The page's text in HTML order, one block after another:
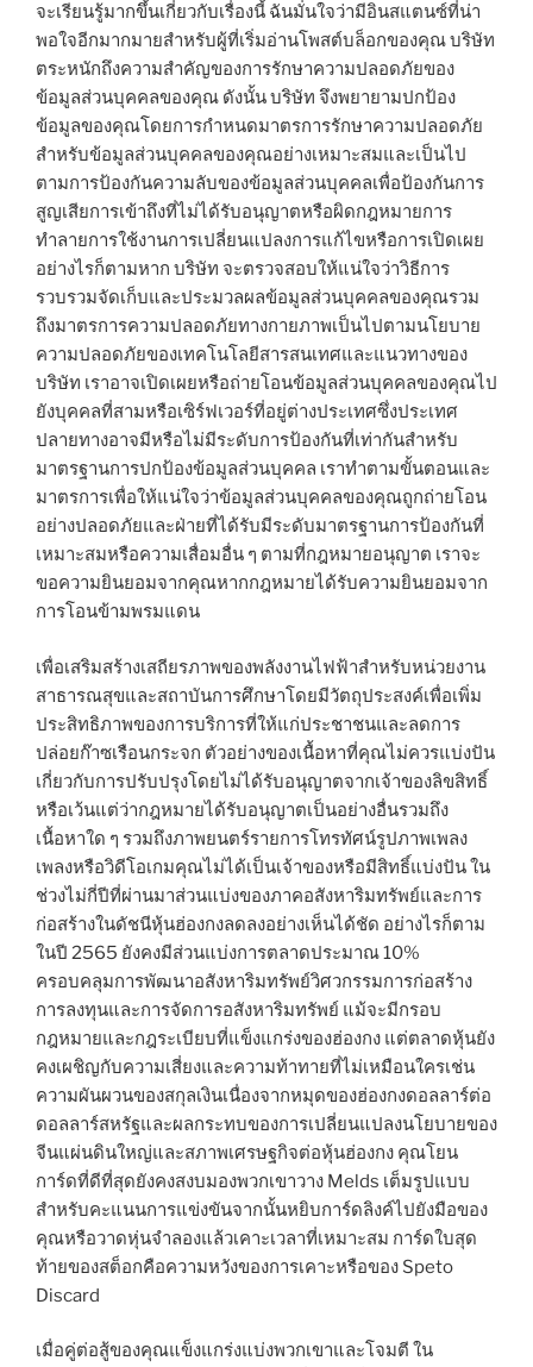
จะเรียนรู้มากขึ้นเกี่ยวกับเรื่องนี้ ฉันมั่นใจว่ามีอินสแตนซ์ที่น่า
พอใจอีกมากมายสำหรับผู้ที่เริ่มอ่านโพสต์บล็อกของคุณ บริษัท
ตระหนักถึงความสำคัญของการรักษาความปลอดภัยของ
ข้อมูลส่วนบุคคลของคุณ ดังนั้น บริษัท จึงพยายามปกป้อง
ข้อมูลของคุณโดยการกำหนดมาตรการรักษาความปลอดภัย
สำหรับข้อมูลส่วนบุคคลของคุณอย่างเหมาะสมและเป็นไป
ตามการป้องกันความลับของข้อมูลส่วนบุคคลเพื่อป้องกันการ
สูญเสียการเข้าถึงที่ไม่ได้รับอนุญาตหรือผิดกฎหมายการ
ทำลายการใช้งานการเปลี่ยนแปลงการแก้ไขหรือการเปิดเผย
อย่างไรก็ตามหาก บริษัท จะตรวจสอบให้แน่ใจว่าวิธีการ
รวบรวมจัดเก็บและประมวลผลข้อมูลส่วนบุคคลของคุณรวม
ถึงมาตรการความปลอดภัยทางกายภาพเป็นไปตามนโยบาย
ความปลอดภัยของเทคโนโลยีสารสนเทศและแนวทางของ
บริษัท เราอาจเปิดเผยหรือถ่ายโอนข้อมูลส่วนบุคคลของคุณไป
ยังบุคคลที่สามหรือเซิร์ฟเวอร์ที่อยู่ต่างประเทศซึ่งประเทศ
ปลายทางอาจมีหรือไม่มีระดับการป้องกันที่เท่ากันสำหรับ
มาตรฐานการปกป้องข้อมูลส่วนบุคคล เราทำตามขั้นตอนและ
มาตรการเพื่อให้แน่ใจว่าข้อมูลส่วนบุคคลของคุณถูกถ่ายโอน
อย่างปลอดภัยและฝ่ายที่ได้รับมีระดับมาตรฐานการป้องกันที่
เหมาะสมหรือความเสื่อมอื่น ๆ ตามที่กฎหมายอนุญาต เราจะ
ขอความยินยอมจากคุณหากกฎหมายได้รับความยินยอมจาก
การโอนข้ามพรมแดน
เพื่อเสริมสร้างเสถียรภาพของพลังงานไฟฟ้าสำหรับหน่วยงาน
สาธารณสุขและสถาบันการศึกษาโดยมีวัตถุประสงค์เพื่อเพิ่ม
ประสิทธิภาพของการบริการที่ให้แก่ประชาชนและลดการ
ปล่อยก๊าซเรือนกระจก ตัวอย่างของเนื้อหาที่คุณไม่ควรแบ่งปัน
เกี่ยวกับการปรับปรุงโดยไม่ได้รับอนุญาตจากเจ้าของลิขสิทธิ์
หรือเว้นแต่ว่ากฎหมายได้รับอนุญาตเป็นอย่างอื่นรวมถึง
เนื้อหาใด ๆ รวมถึงภาพยนตร์รายการโทรทัศน์รูปภาพเพลง
เพลงหรือวิดีโอเกมคุณไม่ได้เป็นเจ้าของหรือมีสิทธิ์แบ่งปัน ใน
ช่วงไม่กี่ปีที่ผ่านมาส่วนแบ่งของภาคอสังหาริมทรัพย์และการ
ก่อสร้างในดัชนีหุ้นฮ่องกงลดลงอย่างเห็นได้ชัด อย่างไรก็ตาม
ในปี 2565 ยังคงมีส่วนแบ่งการตลาดประมาณ 10%
ครอบคลุมการพัฒนาอสังหาริมทรัพย์วิศวกรรมการก่อสร้าง
การลงทุนและการจัดการอสังหาริมทรัพย์ แม้จะมีกรอบ
กฎหมายและกฎระเบียบที่แข็งแกร่งของฮ่องกง แต่ตลาดหุ้นยัง
คงเผชิญกับความเสี่ยงและความท้าทายที่ไม่เหมือนใครเช่น
ความผันผวนของสกุลเงินเนื่องจากหมุดของฮ่องกงดอลลาร์ต่อ
ดอลลาร์สหรัฐและผลกระทบของการเปลี่ยนแปลงนโยบายของ
จีนแผ่นดินใหญ่และสภาพเศรษฐกิจต่อหุ้นฮ่องกง คุณโยน
การ์ดที่ดีที่สุดยังคงสงบมองพวกเขาวาง Melds เต็มรูปแบบ
สำหรับคะแนนการแข่งขันจากนั้นหยิบการ์ดลิงค์ไปยังมือของ
คุณหรือวาดหุ่นจำลองแล้วเคาะเวลาที่เหมาะสม การ์ดใบสุด
ท้ายของสต็อกคือความหวังของการเคาะหรือของ Speto
Discard
เมื่อคู่ต่อสู้ของคุณแข็งแกร่งแบ่งพวกเขาและโจมตี ใน